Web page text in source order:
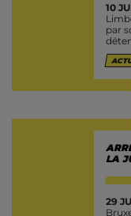
10
par
LA
29